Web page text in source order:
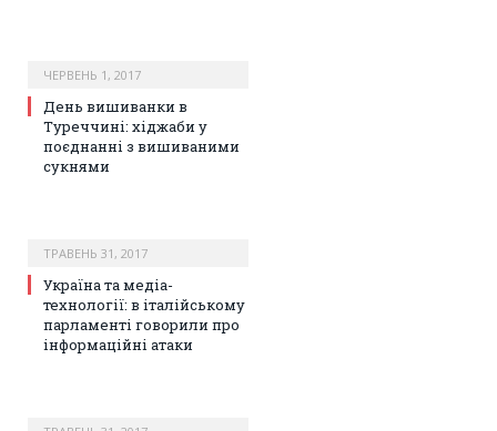
ЧЕРВЕНЬ 1, 2017
День вишиванки в
Туреччині: хіджаби у
поєднанні з вишиваними
сукнями
ТРАВЕНЬ 31, 2017
Україна та медіа-
технології: в італійському
парламенті говорили про
інформаційні атаки